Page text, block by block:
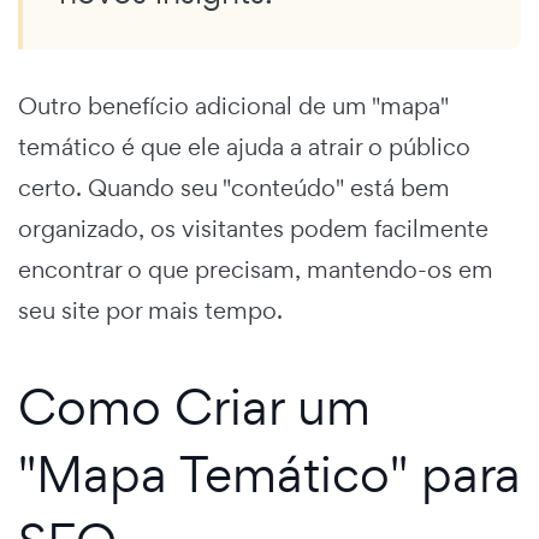
Outro benefício adicional de um "mapa"
temático é que ele ajuda a atrair o público
certo. Quando seu "conteúdo" está bem
organizado, os visitantes podem facilmente
encontrar o que precisam, mantendo-os em
seu site por mais tempo.
Como Criar um
"Mapa Temático" para